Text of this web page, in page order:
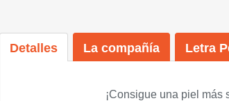
Detalles La compañía Letra
¡Consigue una piel más